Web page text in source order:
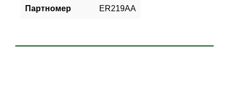
Партномер ER219AA